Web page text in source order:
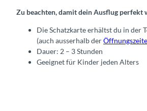
Zu beachten, damit dein Ausflug perfekt
Die Schatzkarte erhältst du in der
(auch ausserhalb der
Dauer: 2 – 3 Stunden
Geeignet für Kinder jeden Alters